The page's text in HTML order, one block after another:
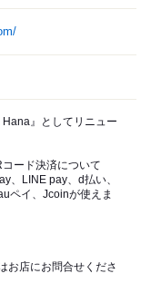
』としてリニュー
ード決済について
、LINE pay、d払い、
ペイ、Jcoinが使えま
お店にお問合せくださ